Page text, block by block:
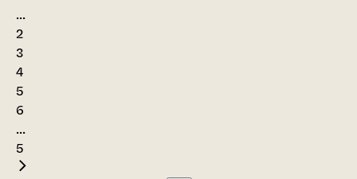
...
2
3
4
5
6
...
5